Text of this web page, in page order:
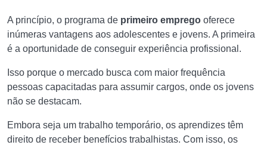
A princípio, o programa de primeiro emprego oferece
inúmeras vantagens aos adolescentes e jovens. A primeira
é a oportunidade de conseguir experiência profissional.
Isso porque o mercado busca com maior frequência
pessoas capacitadas para assumir cargos, onde os jovens
não se destacam.
Embora seja um trabalho temporário, os aprendizes têm
direito de receber benefícios trabalhistas. Com isso, os